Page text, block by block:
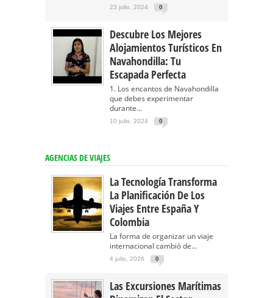
23 julio, 2024 0
Descubre Los Mejores
Alojamientos Turísticos En
Navahondilla: Tu
Escapada Perfecta
1. Los encantos de Navahondilla
que debes experimentar
durante...
10 julio, 2024 0
AGENCIAS DE VIAJES
La Tecnología Transforma
La Planificación De Los
Viajes Entre España Y
Colombia
La forma de organizar un viaje
internacional cambió de...
4 julio, 2026 0
Las Excursiones Marítimas